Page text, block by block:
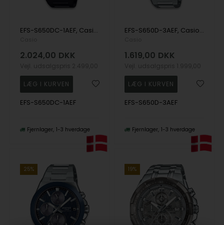
EFS-S650DC-1AEF, Casio Edifice EFS-S650DC-1AEF Quartz Herre m/lænke
2.024,00 DKK
EFS-S650DC-1AEF
Fjernlager 1-3 hverdage
EFS-S650D-3AEF, Casio Edifice EFS-S650D-3AEF Quartz Herre m/lænke
1.619,00 DKK
EFS-S650D-3AEF
Fjernlager 1-3 hverdage
25% 19%